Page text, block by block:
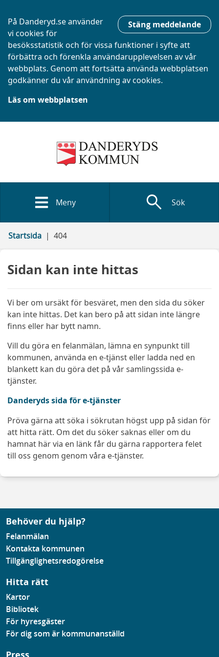
Stäng meddelande
På Danderyd.se använder
vi cookies för
besöksstatistik och för vissa funktioner i syfte att
förbättra och förenkla användarupplevelsen av vår
webbplats. Genom att fortsätta använda webbplatsen
godkänner du vår användning av cookies.
Läs om webbplatsen
Meny search Sök
Startsida 404
Sidan kan inte hittas
Vi ber om ursäkt för besväret, men den sida du söker
kan inte hittas. Det kan bero på att sidan inte längre
finns eller har bytt namn.
Vill du göra en felanmälan, lämna en synpunkt till
kommunen, använda en e-tjänst eller ladda ned en
blankett kan du göra det på vår samlingssida e-
tjänster.
Danderyds sida för e-tjänster
Pröva gärna att söka i sökrutan högst upp på sidan för
att hitta rätt. Om det du söker saknas eller om du
hamnat här via en länk får du gärna rapportera felet
till oss genom genom våra e-tjänster.
Behöver du hjälp?
Felanmälan
Kontakta kommunen
Tillgänglighetsredogörelse
Hitta rätt
Kartor
Bibliotek
För hyresgäster
För dig som är kommunanställd
Press